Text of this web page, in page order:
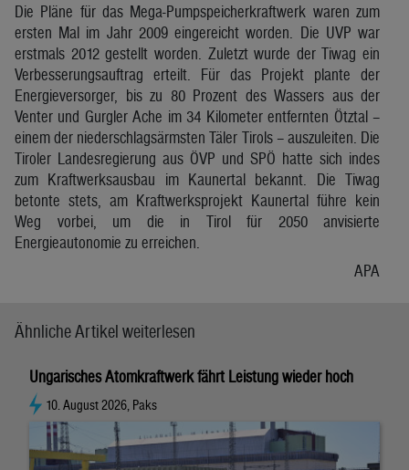
Die Pläne für das Mega-Pumpspeicherkraftwerk waren zum
ersten Mal im Jahr 2009 eingereicht worden. Die UVP war
erstmals 2012 gestellt worden. Zuletzt wurde der Tiwag ein
Verbesserungsauftrag erteilt. Für das Projekt plante der
Energieversorger, bis zu 80 Prozent des Wassers aus der
Venter und Gurgler Ache im 34 Kilometer entfernten Ötztal –
einem der niederschlagsärmsten Täler Tirols – auszuleiten. Die
Tiroler Landesregierung aus ÖVP und SPÖ hatte sich indes
zum Kraftwerksausbau im Kaunertal bekannt. Die Tiwag
betonte stets, am Kraftwerksprojekt Kaunertal führe kein
Weg vorbei, um die in Tirol für 2050 anvisierte
Energieautonomie zu erreichen.
APA
Ähnliche Artikel weiterlesen
Ungarisches Atomkraftwerk fährt Leistung wieder hoch
10. August 2026, Paks